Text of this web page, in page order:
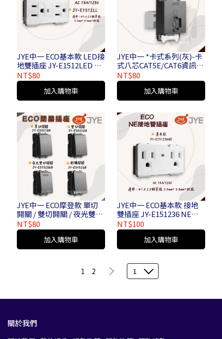
JYE中一 ECO基本款 LED接
地雙插座 JY-E1512LED JY-
E1512LL
NT$80
加入購物車
JYE中一 *卡式系列(灰)-卡
式八芯CAT5E/CAT6資訊插
座
NT$80
加入購物車
JYE中一 ECO摩登款 單切
開關 / 雙切開關 / 夜光雙切
開關 / 輕觸開關_ JY-E5001
GB JY-E5002 GBJY-E5152
SGB JY-E5152 GB
NT$80
加入購物車
JYE中一 ECO基本款 接地
雙插座 JY-E151236 NE接
地雙插座 帶燈 (絞線用) JY-
E151236NE
NT$100
加入購物車
1 2 1
關於我們